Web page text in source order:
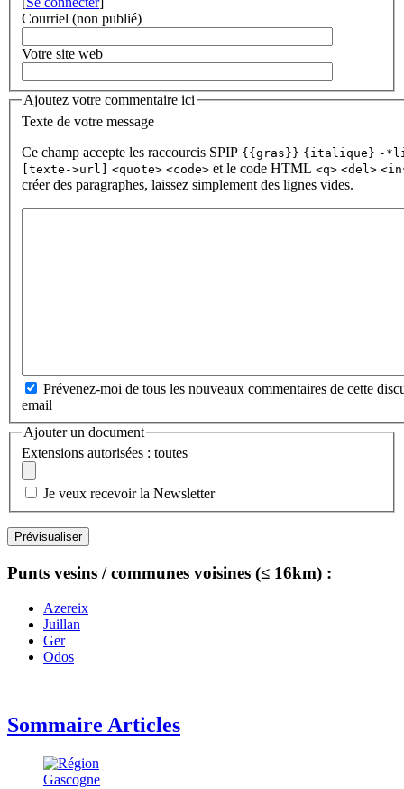
Courriel (non publié)
Votre site web
Ajoutez votre commentaire ici
Texte de votre message
Ce champ accepte les raccourcis SPIP {{gras}} {italique} -
[texte->url] <quote> <code> et le code HTML <q> <del>
créer des paragraphes, laissez simplement des lignes vides.
Prévenez-moi de tous les nouveaux commentaires de cette
email
Ajouter un document
Extensions autorisées : toutes
Je veux recevoir la Newsletter
Punts vesins / communes voisines (≤ 16km) :
Azereix
Juillan
Ger
Odos
Sommaire Articles